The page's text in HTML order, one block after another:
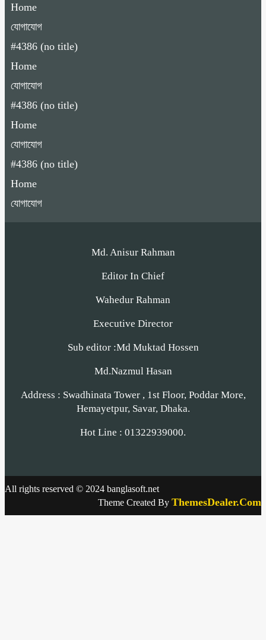
Home
যোগাযোগ
#4386 (no title)
Home
যোগাযোগ
#4386 (no title)
Home
যোগাযোগ
#4386 (no title)
Home
যোগাযোগ
Md. Anisur Rahman
Editor In Chief
Wahedur Rahman
Executive Director
Sub editor :Md Muktad Hossen
Md.Nazmul Hasan
Address : Swadhinata Tower , 1st Floor, Poddar More,
Hemayetpur, Savar, Dhaka.
Hot Line : 01322939000.
All rights reserved © 2024 banglasoft.net
Theme Created By ThemesDealer.Com